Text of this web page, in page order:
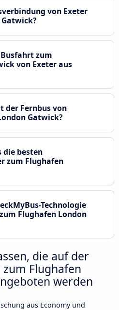
von Exeter
zum
von Exeter aus
der Fernbus von
Gatwick?
die besten
zum Flughafen
Technologie
Flughafen London
die auf der
zum Flughafen
werden
aus Economy und